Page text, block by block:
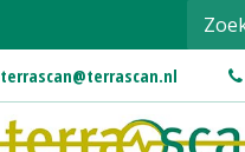
terrascan@terrascan.nl